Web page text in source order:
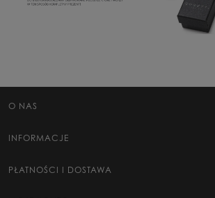
O NAS
INFORMACJE
PŁATNOŚCI I DOSTAWA